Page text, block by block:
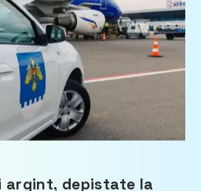
argint, depistate la